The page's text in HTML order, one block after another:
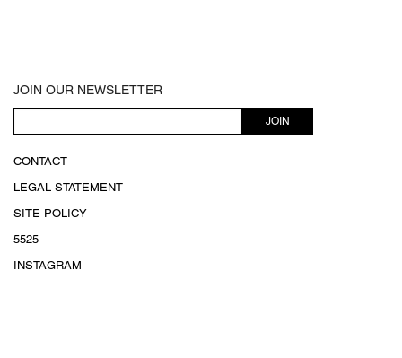
JOIN OUR NEWSLETTER
JOIN
CONTACT
LEGAL STATEMENT
SITE POLICY
5525
INSTAGRAM